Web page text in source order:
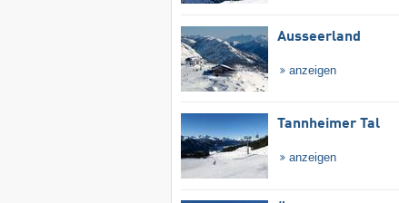
Ausseerland
anzeigen
Tannheimer Tal
anzeigen